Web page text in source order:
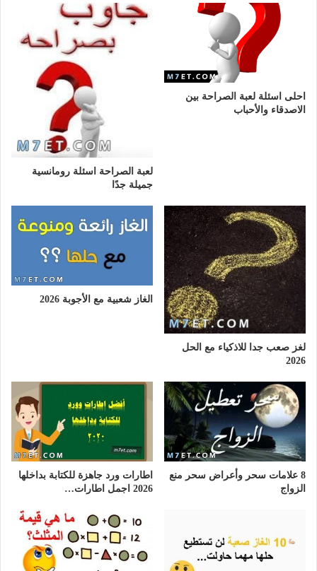
احلى اسئلة لعبة الصراحة بين
الاصدقاء والأحباب
لعبة الصراحة اسئلة رومانسية
جميلة جدًا
لغز صعب جدا للاذكياء مع الحل
2026
الغاز شعبية مع الأجوبة 2026
8 علامات سحر وأعراض سحر منع
الزواج
اطارات ورد جاهزة للكتابة بداخلها
2026 اجمل اطارات…